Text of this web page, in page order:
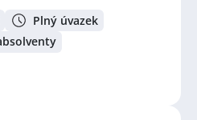
Plný úvazek